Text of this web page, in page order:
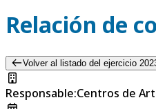
Relación de
Volver al listado del ejercicio
Responsable:Centros de